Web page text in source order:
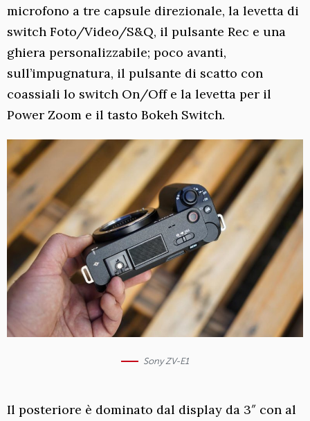
microfono a tre capsule direzionale, la levetta di
switch Foto/Video/S&Q, il pulsante Rec e una
ghiera personalizzabile; poco avanti,
sull’impugnatura, il pulsante di scatto con
coassiali lo switch On/Off e la levetta per il
Power Zoom e il tasto Bokeh Switch.
Sony ZV-E1
Il posteriore è dominato dal display da 3″ con al